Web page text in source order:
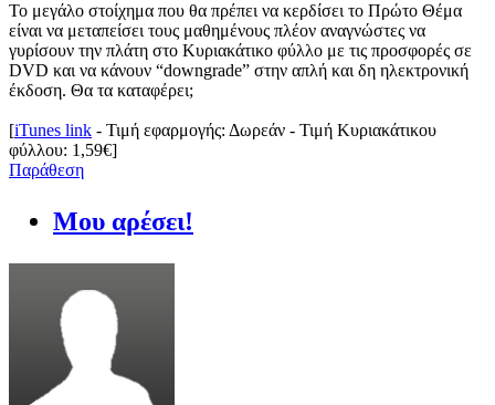
Το μεγάλο στοίχημα που θα πρέπει να κερδίσει το Πρώτο Θέμα
είναι να μεταπείσει τους μαθημένους πλέον αναγνώστες να
γυρίσουν την πλάτη στο Κυριακάτικο φύλλο με τις προσφορές σε
DVD και να κάνουν “downgrade” στην απλή και δη ηλεκτρονική
έκδοση. Θα τα καταφέρει;
[iTunes link - Τιμή εφαρμογής: Δωρεάν - Τιμή Κυριακάτικου
φύλλου: 1,59€]
Παράθεση
Μου αρέσει!